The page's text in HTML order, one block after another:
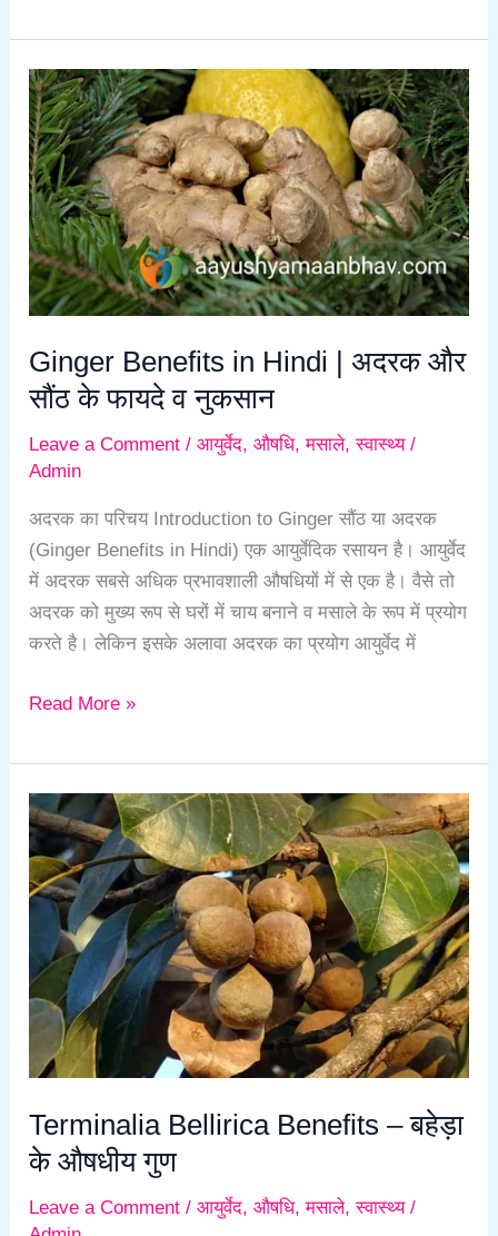
Ginger Benefits in Hindi | अदरक और
सौंठ के फायदे व नुकसान
Leave a Comment /आयुर्वेद,औषधि,मसाले,स्वास्थ्य/
Admin
अदरक का परिचय Introduction to Ginger सौंठ या अदरक
(Ginger Benefits in Hindi) एक आयुर्वेदिक रसायन है। आयुर्वेद
में अदरक सबसे अधिक प्रभावशाली औषधियों में से एक है। वैसे तो
अदरक को मुख्य रूप से घरों में चाय बनाने व मसाले के रूप में प्रयोग
करते है। लेकिन इसके अलावा अदरक का प्रयोग आयुर्वेद में
Ginger
Benefits
in
Hindi
|
अदरक
और
सौंठ
फायदे
व
Read More »
Terminalia Bellirica Benefits – बहेड़ा
के औषधीय गुण
Leave a Comment /आयुर्वेद,औषधि,मसाले,स्वास्थ्य/
Terminalia
Bellirica
Benefits
–
बहेड़ा
के
औषधीय
गुण